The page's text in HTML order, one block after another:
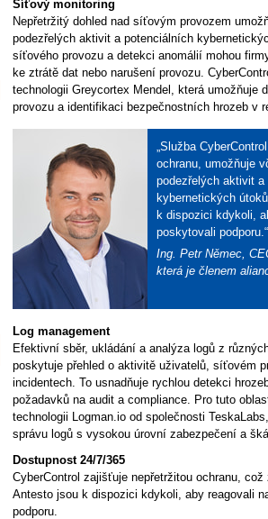
Síťový monitoring
Nepřetržitý dohled nad síťovým provozem
podezřelých aktivit a potenciálních
síťového provozu a detekci anomálií mohou
ke ztrátě dat nebo narušení provozu.
technologii Greycortex Mendel, která umožňuje
provozu a identifikaci bezpečnostních hrozeb v
„Služba
ochranu, umožňuje
podezřelých aktivit a
kybernetických
k dispozici kdykoli,
poskytovali podporu.“
Ing. Petr Němec,
která je členem
Log management
Efektivní sběr, ukládání a analýza logů z
poskytuje přehled o aktivitě uživatelů, síťovém
incidentech. To usnadňuje rychlou detekci
požadavků na audit a compliance. Pro tuto
technologii Logman.io od společnosti
správu logů s vysokou úrovní zabezpečení a
Dostupnost 24/7/365
CyberControl zajišťuje nepřetržitou ochranu,
Antesto jsou k dispozici kdykoli, aby reagovali
podporu.